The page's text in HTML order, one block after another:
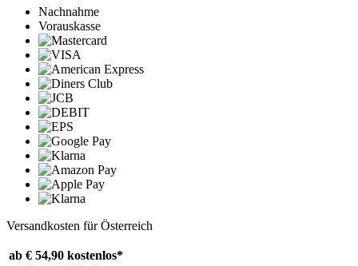
Nachnahme
Vorauskasse
Versandkosten für Österreich
ab € 54,90 kostenlos*